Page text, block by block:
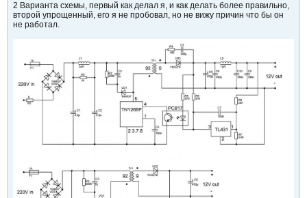
2 Варианта схемы, первый как делал я, и как делать более правильно,
второй упрощенный, его я не пробовал, но не вижу причин что бы он
не работал.